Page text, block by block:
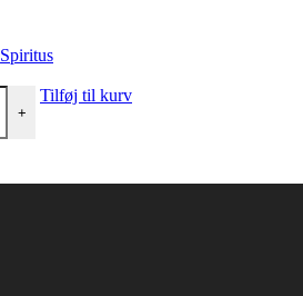
Spiritus
+
Tilføj til kurv